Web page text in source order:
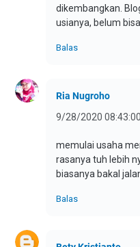
dikembangkan.
usianya, belum
Balas
Ria Nugroho
9/28/2020
memulai usaha
rasanya tuh lebih
biasanya bakal
Balas